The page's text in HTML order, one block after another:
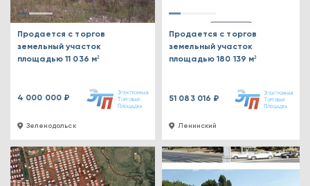
Зеленодольск
Продается с торгов
земельный участок
площадью 11 036 м²
4 000 000 ₽
Ленинский
Продается с торгов
земельный участок
площадью 180 139 м²
51 083 016 ₽